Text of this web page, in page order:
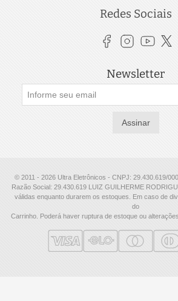
Redes Sociais
Newsletter
Assinar
© 2011 - 2026 Ultra Eletrônicos - CNPJ: 29.430.619/
Razão Social: 29.430.619 LUIZ GUILHERME
válidas enquanto durarem os estoques. Em caso de
do
Carrinho. Poderá haver ruptura de estoque ou